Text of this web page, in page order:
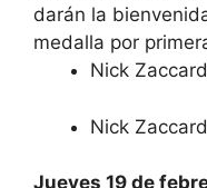
darán la
medalla por
Nick
Nick
Jueves 19 de